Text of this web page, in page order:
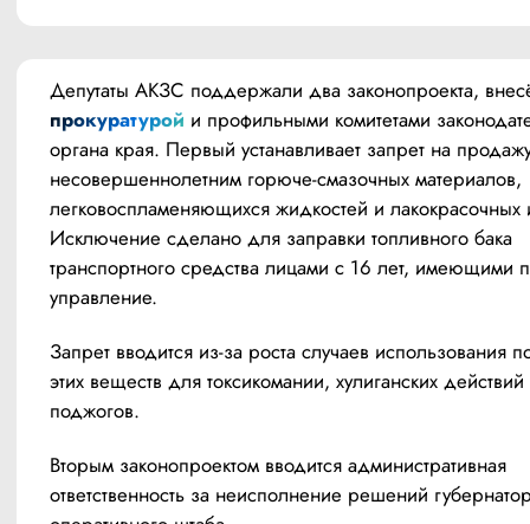
прокуратурой и профильными комитетами
органа края. Первый устанавливает запрет на
несовершеннолетним горюче-смазочных материалов,
легковоспламеняющихся жидкостей и
Исключение сделано для заправки топливного бака
транспортного средства лицами с 16 лет, имеющими
управление.
Запрет вводится из-за роста случаев использования
этих веществ для токсикомании, хулиганских
поджогов.
Вторым законопроектом вводится административная
ответственность за неисполнение решений